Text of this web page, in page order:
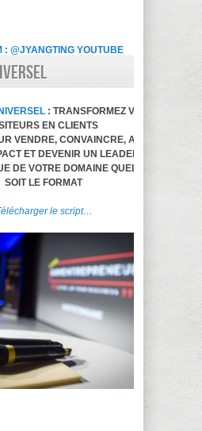
: @JYANGTING YOUTUBE
: TRANSFORMEZ VOS
EN CLIENTS
VENDRE, CONVAINCRE, AVOIR
ET DEVENIR UN LEADER
DE VOTRE DOMAINE QUELQUE
SOIT LE FORMAT
le script…